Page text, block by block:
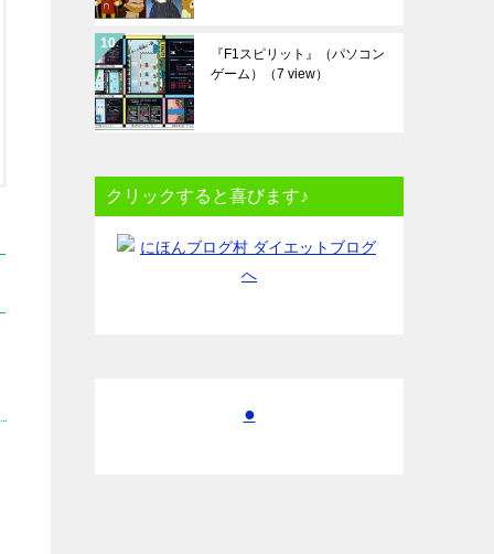
『F1スピリット』（パソコン
ゲーム）
（7 view）
クリックすると喜びます♪
●